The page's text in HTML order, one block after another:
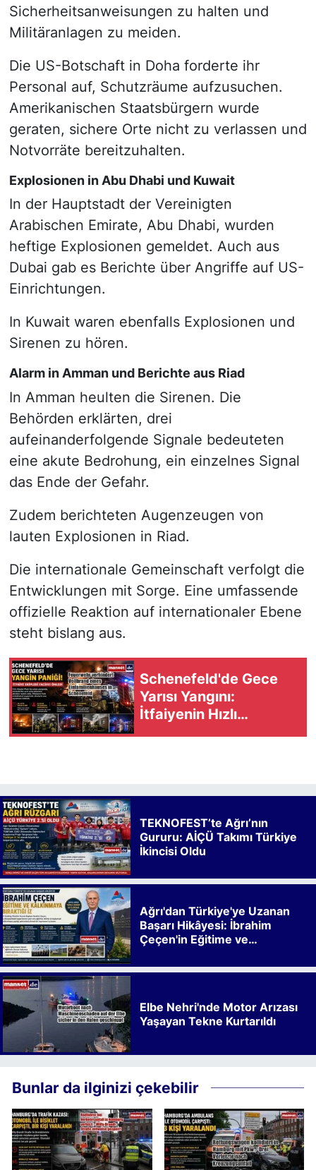
Sicherheitsanweisungen zu halten und
Militäranlagen zu meiden.
Die US-Botschaft in Doha forderte ihr
Personal auf, Schutzräume aufzusuchen.
Amerikanischen Staatsbürgern wurde
geraten, sichere Orte nicht zu verlassen und
Notvorräte bereitzuhalten.
Explosionen in Abu Dhabi und Kuwait
In der Hauptstadt der Vereinigten
Arabischen Emirate, Abu Dhabi, wurden
heftige Explosionen gemeldet. Auch aus
Dubai gab es Berichte über Angriffe auf US-
Einrichtungen.
In Kuwait waren ebenfalls Explosionen und
Sirenen zu hören.
Alarm in Amman und Berichte aus Riad
In Amman heulten die Sirenen. Die
Behörden erklärten, drei
aufeinanderfolgende Signale bedeuteten
eine akute Bedrohung, ein einzelnes Signal
das Ende der Gefahr.
Zudem berichteten Augenzeugen von
lauten Explosionen in Riad.
Die internationale Gemeinschaft verfolgt die
Entwicklungen mit Sorge. Eine umfassende
offizielle Reaktion auf internationaler Ebene
steht bislang aus.
Schenefeld'de Gece
Yarısı Yangını:
İtfaiyenin Hızlı
TEKNOFEST’te Ağrı’nın
Gururu: AİÇÜ Takımı Türkiye
İkincisi Oldu
Ağrı'dan Türkiye'ye Uzanan
Başarı Hikâyesi: İbrahim
Çeçen'in Eğitime ve
Elbe Nehri'nde Motor Arızası
Yaşayan Tekne Kurtarıldı
Bunlar da ilginizi çekebilir